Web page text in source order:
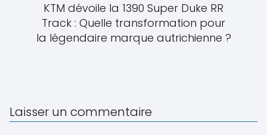
KTM dévoile la 1390 Super Duke RR
Track : Quelle transformation pour
la légendaire marque autrichienne ?
Laisser un commentaire